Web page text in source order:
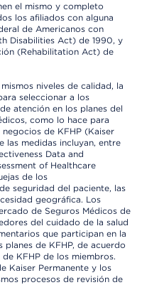
el mismo y completo
los afiliados con alguna
de Americanos con
Disabilities Act) de 1990, y
(Rehabilitation Act) de
niveles de calidad, la
seleccionar a los
atención en los planes del
como lo hace para
de KFHP (Kaiser
las medidas incluyan, entre
Data and
of Healthcare
de los
seguridad del paciente, las
geográfica. Los
de Seguros Médicos de
del cuidado de la salud
que participan en la
de KFHP, de acuerdo
KFHP de los miembros.
Kaiser Permanente y los
procesos de revisión de